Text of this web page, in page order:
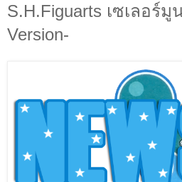
S.H.Figuarts เซเลอร์มู
Version-